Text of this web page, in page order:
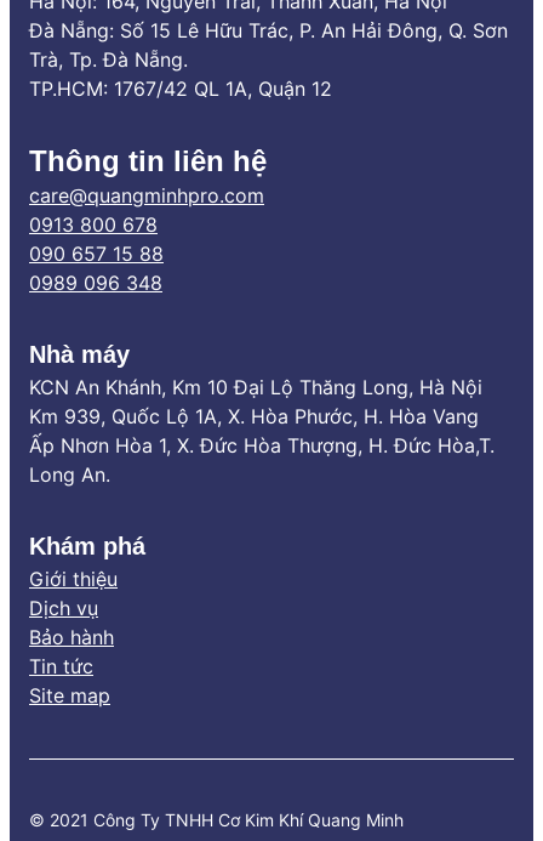
Đà Nẵng: Số 15 Lê Hữu Trác, P. An Hải Đông, Q. Sơn
Trà, Tp. Đà Nẵng.
TP.HCM: 1767/42 QL 1A, Quận 12
Thông tin liên hệ
care@quangminhpro.com
0913 800 678
090 657 15 88
0989 096 348
Nhà máy
KCN An Khánh, Km 10 Đại Lộ Thăng Long, Hà Nội
Km 939, Quốc Lộ 1A, X. Hòa Phước, H. Hòa Vang
Ấp Nhơn Hòa 1, X. Đức Hòa Thượng, H. Đức Hòa,T.
Long An.
Khám phá
Giới thiệu
Dịch vụ
Bảo hành
Tin tức
Site map
© 2021 Công Ty TNHH Cơ Kim Khí Quang Minh